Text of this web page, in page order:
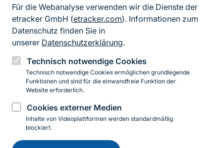
Für die Webanalyse verwenden wir die Dienste der
etracker GmbH (etracker.com). Informationen zum
Datenschutz finden Sie in
unserer Datenschutzerklärung.
Technisch notwendige Cookies
Technisch notwendige Cookies ermöglichen grundlegende
Funktionen und sind für die einwandfreie Funktion der
Website erforderlich.
Cookies externer Medien
Inhalte von Videoplattformen werden standardmäßig
blockiert.
Einwilligung
Kontaktformular
Erklärung zur Barrierefreiheit
Impressum
Datenschutz
InstagramFacebookYouTubeLinkedIn